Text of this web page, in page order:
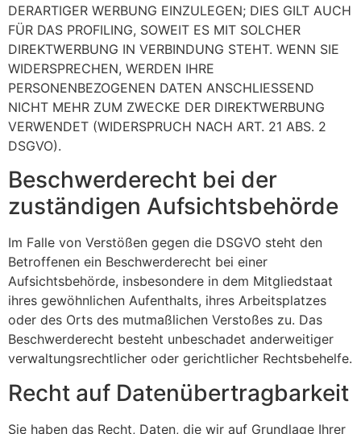
DERARTIGER WERBUNG EINZULEGEN; DIES GILT AUCH
FÜR DAS PROFILING, SOWEIT ES MIT SOLCHER
DIREKTWERBUNG IN VERBINDUNG STEHT. WENN SIE
WIDERSPRECHEN, WERDEN IHRE
PERSONENBEZOGENEN DATEN ANSCHLIESSEND
NICHT MEHR ZUM ZWECKE DER DIREKTWERBUNG
VERWENDET (WIDERSPRUCH NACH ART. 21 ABS. 2
DSGVO).
Beschwerde­recht bei der
zuständigen Aufsichts­behörde
Im Falle von Verstößen gegen die DSGVO steht den
Betroffenen ein Beschwerderecht bei einer
Aufsichtsbehörde, insbesondere in dem Mitgliedstaat
ihres gewöhnlichen Aufenthalts, ihres Arbeitsplatzes
oder des Orts des mutmaßlichen Verstoßes zu. Das
Beschwerderecht besteht unbeschadet anderweitiger
verwaltungsrechtlicher oder gerichtlicher Rechtsbehelfe.
Recht auf Daten­übertrag­barkeit
Sie haben das Recht, Daten, die wir auf Grundlage Ihrer